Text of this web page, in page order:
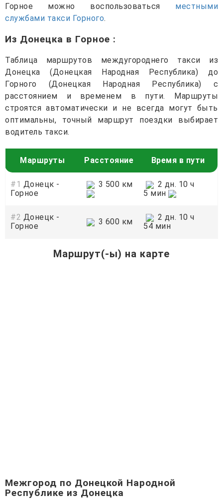
Горное можно воспользоваться местными
службами такси Горного.
Из Донецка в Горное :
Таблица маршрутов междугороднего такси из
Донецка (Донецкая Народная Республика) до
Горного (Донецкая Народная Республика) с
расстоянием и временем в пути. Маршруты
строятся автоматически и не всегда могут быть
оптимальны, точный маршрут поездки выбирает
водитель такси.
Маршруты Расстояние Время в пути
#1 Донецк -
Горное
3 500 км
2 дн. 10 ч
5 мин
#2 Донецк -
Горное
3 600 км
2 дн. 10 ч
54 мин
Маршрут(-ы) на карте
Межгород по Донецкой Народной
Республике из Донецка